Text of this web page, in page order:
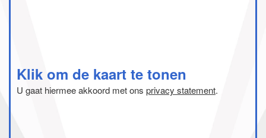
Klik om de kaart te tonen
U gaat hiermee akkoord met ons privacy statement.